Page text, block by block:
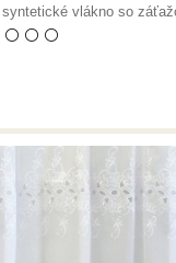
vlákno so
⚪ ⚪ ⚪